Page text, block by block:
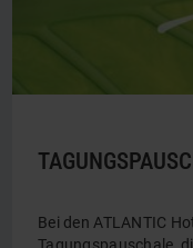
Bei den ATLANTIC
Tagungspauschale,